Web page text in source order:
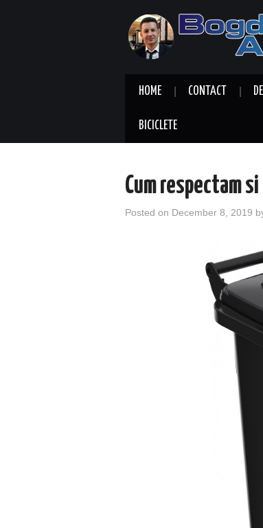
HOME CONTACT
BICICLETE
Cum respectam
Posted on December 8, 2019